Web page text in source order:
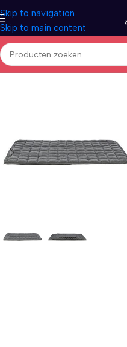
Skip to navigation
Skip to main content
Home/Honden/Hondenbedden